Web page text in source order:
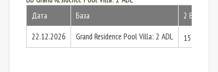
Дата
База
2 Възр.
22.12.2026
Grand Residence Pool Villa: 2 ADL 15147 € /